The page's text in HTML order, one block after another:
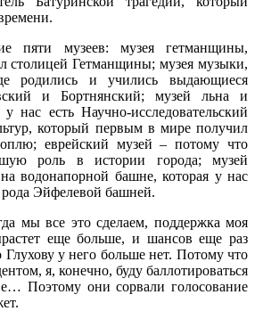
пяти музеев: музея гетманщины,
столицей Гетманщины; музея музыки,
родились и учились выдающиеся
и Бортнянский; музей льна и
нас есть Научно-исследовательский
который первым в мире получил
еврейский музей – потому что
роль в истории города; музей
водонапорной башне, которая у нас
рода Эйфелевой башней.
мы все это сделаем, поддержка моя
еще больше, и шансов еще раз
Глухову у него больше нет. Потому что
я, конечно, буду баллотироваться
Поэтому они сорвали голосование